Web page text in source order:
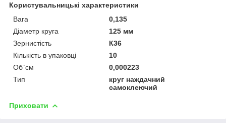
Користувальницькі характеристики
Вага
0,135
Діаметр круга
125 мм
Зернистість
К36
Кількість в упаковці
10
Об`єм
0,000223
Тип
круг наждачний
самоклеючий
Приховати